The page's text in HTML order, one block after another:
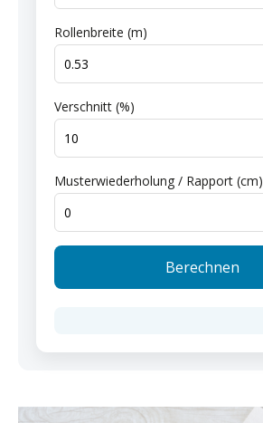
Rollenbreite (m)
Verschnitt (%)
Musterwiederholung / Rapport (cm)
Berechnen